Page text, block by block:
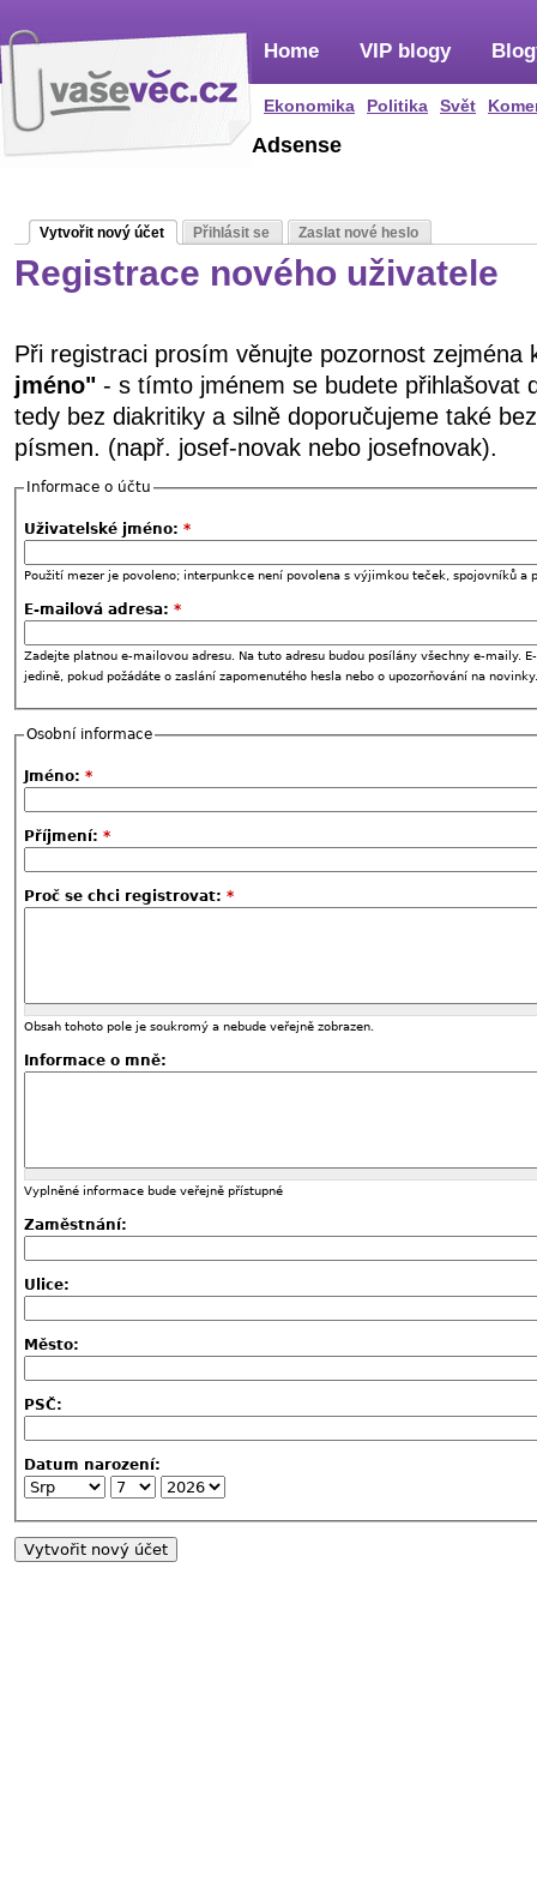
Home
Ekonomika Politika Svět
VIP blogy
Adsense
Vytvořit nový účet Přihlásit se Zaslat nové heslo
Registrace nového uživatele
Při registraci prosím věnujte pozornost zejména
jméno" - s tímto jménem se budete přihlašovat
tedy bez diakritiky a silně doporučujeme také
písmen. (např. josef-novak nebo josefnovak).
Informace o účtu
Uživatelské jméno: *
Použití mezer je povoleno; interpunkce není povolena s výjimkou teček, spojovníků a
E-mailová adresa: *
Zadejte platnou e-mailovou adresu. Na tuto adresu budou posílány všechny e-maily.
jedině, pokud požádáte o zaslání zapomenutého hesla nebo o upozorňování na novinky.
Osobní informace
Jméno: *
Příjmení: *
Proč se chci registrovat: *
Obsah tohoto pole je soukromý a nebude veřejně zobrazen.
Informace o mně:
Vyplněné informace bude veřejně přístupné
Zaměstnání:
Ulice:
Město:
PSČ:
Datum narození: